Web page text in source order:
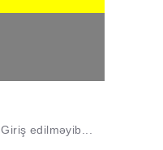
Giriş edilməyib...